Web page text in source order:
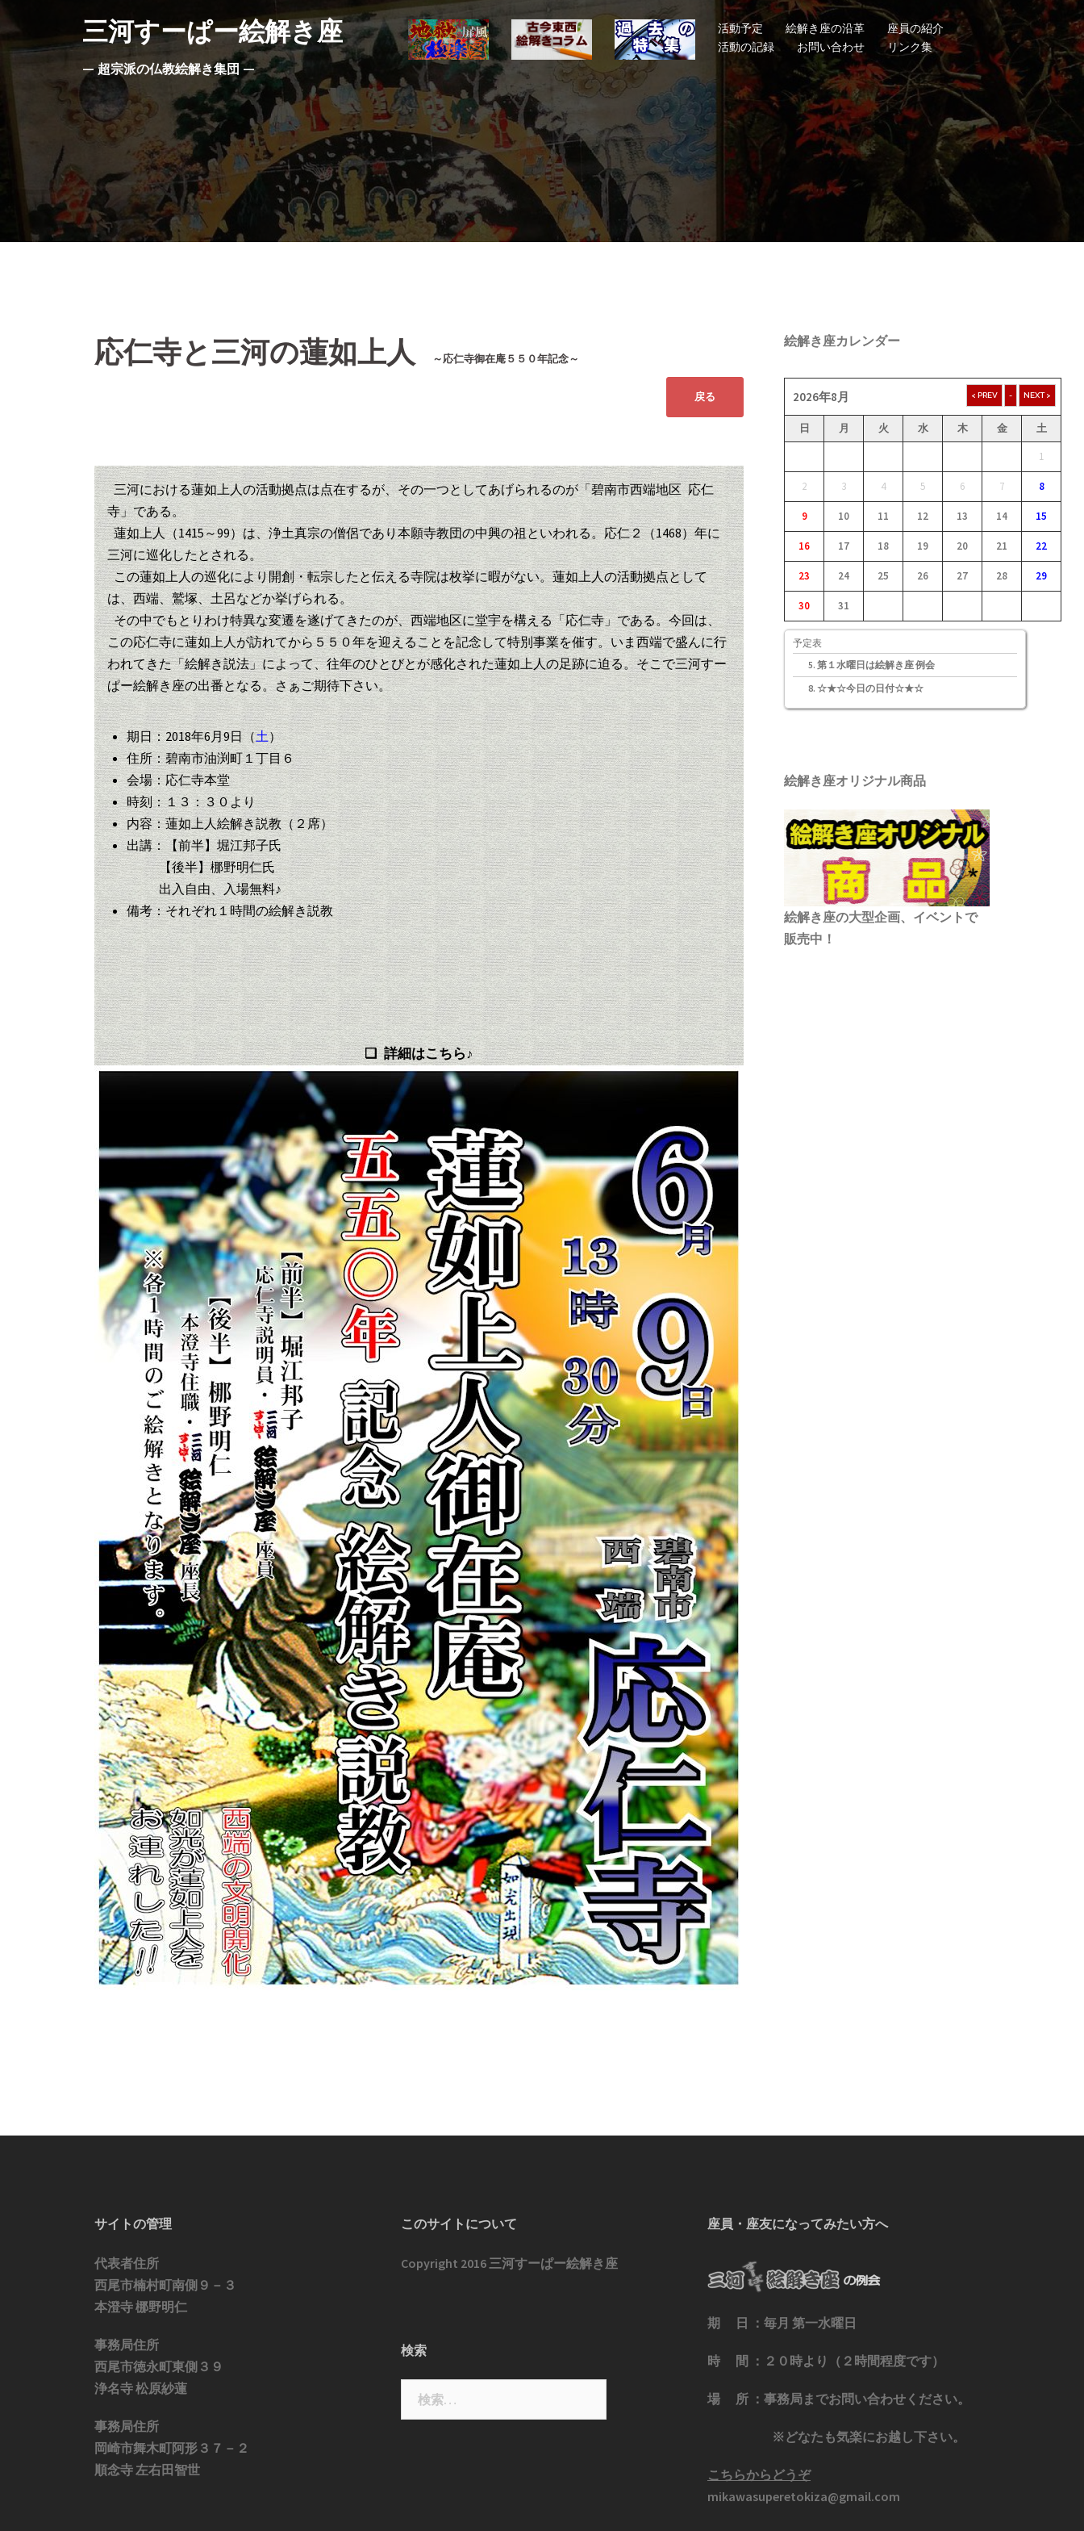
ン
テ
三河すーぱー絵解き座
— 超宗派の仏教絵解き集団 —
活動予定 絵解き座の沿革
座員の紹介
活動の記録
お問い合わせ リンク集
応仁寺と三河の蓮如上人 ～応仁寺御在庵５５０年記念～
三河における蓮如上人の活動拠点は点在するが、その一つとしてあげられるのが「碧南市西端地区 応仁
寺」である。
蓮如上人（1415～99）は、浄土真宗の僧侶であり本願寺教団の中興の祖といわれる。応仁２（1468）年に
三河に巡化したとされる。
この蓮如上人の巡化により開創・転宗したと伝える寺院は枚挙に暇がない。蓮如上人の活動拠点として
は、西端、鷲塚、土呂などか挙げられる。
その中でもとりわけ特異な変遷を遂げてきたのが、西端地区に堂宇を構える「応仁寺」である。今回は、
この応仁寺に蓮如上人が訪れてから５５０年を迎えることを記念して特別事業を催す。いま西端で盛んに行
われてきた「絵解き説法」によって、往年のひとびとが感化された蓮如上人の足跡に迫る。そこで三河すー
ぱー絵解き座の出番となる。さぁご期待下さい。
期日：2018年6月9日（土）
住所：碧南市油渕町１丁目６
会場：応仁寺本堂
時刻：１３：３０より
内容：蓮如上人絵解き説教（２席）
出講：【前半】堀江邦子氏
【後半】梛野明仁氏
出入自由、入場無料♪
備考：それぞれ１時間の絵解き説教
❏ 詳細はこちら♪
絵解き座カレンダー
2026年8月
日 月 火 水 木 金 土
1
2 3 4 5 6 7 8
9 10 11 12 13 14 15
16 17 18 19 20 21 22
23 24 25 26 27 28 29
30 31
予定表
第１水曜日は絵解き座 例会
☆★☆今日の日付☆★☆
絵解き座オリジナル商品
絵解き座の大型企画、イベントで
販売中！
サイトの管理
代表者住所
西尾市楠村町南側９－３
本澄寺 梛野明仁
事務局住所
西尾市徳永町東側３９
浄名寺 松原紗蓮
事務局住所
岡崎市舞木町阿形３７－２
順念寺 左右田智世
このサイトについて
Copyright 2016 三河すーぱー絵解き座
検索
座員・座友になってみたい方へ
期 日 ：毎月 第一水曜日
時 間 ：２０時より（２時間程度です）
場 所 ：事務局までお問い合わせください。
※どなたも気楽にお越し下さい。
こちらからどうぞ
mikawasuperetokiza@gmail.com